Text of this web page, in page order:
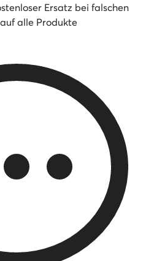
Ersatz bei falschen
auf alle Produkte